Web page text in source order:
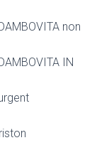
non
IN